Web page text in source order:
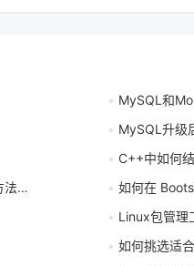
MySQL和
MySQL升级
C++中如何
些
如何在
Linux包管理
如何挑选适